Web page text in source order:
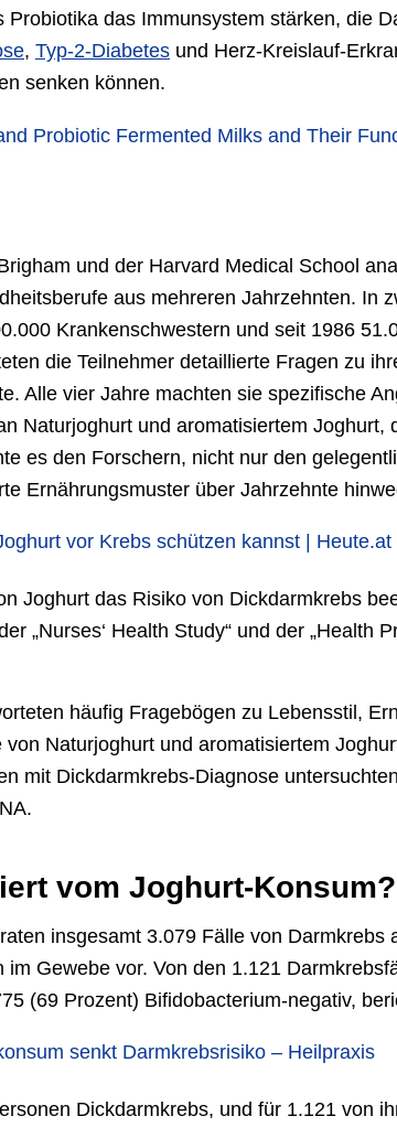
das Immunsystem stärken, die
, Typ-2-Diabetes und Herz-Kreislauf-
senken können.
Probiotic Fermented Milks and Their
und der Harvard Medical School
aus mehreren Jahrzehnten. In
Krankenschwestern und seit 1986
die Teilnehmer detaillierte Fragen zu
Alle vier Jahre machten sie spezifische
Naturjoghurt und aromatisiertem Joghurt,
es den Forschern, nicht nur den
Ernährungsmuster über Jahrzehnte
vor Krebs schützen kannst | Heute.at
Joghurt das Risiko von Dickdarmkrebs
„Nurses‘ Health Study“ und der „Health
häufig Fragebögen zu Lebensstil,
Naturjoghurt und aromatisiertem
mit Dickdarmkrebs-Diagnose
vom Joghurt-Konsum?
insgesamt 3.079 Fälle von Darmkrebs
Gewebe vor. Von den 1.121
(69 Prozent) Bifidobacterium-negativ,
senkt Darmkrebsrisiko – Heilpraxis
Dickdarmkrebs, und für 1.121 von